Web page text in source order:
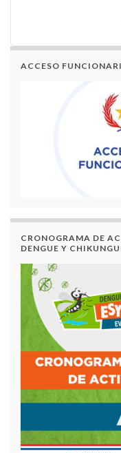
ACCESO
CRONOGRAMA DE
DENGUE Y